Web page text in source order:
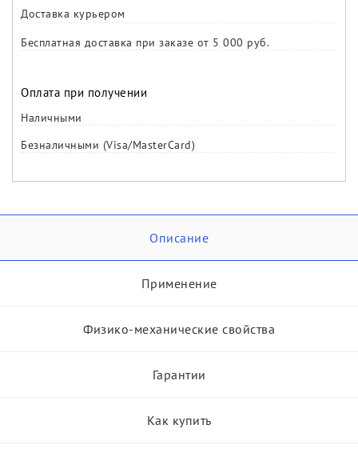
Доставка курьером
Бесплатная доставка при заказе от 5 000 руб.
Оплата при получении
Наличными
Безналичными (Visa/MasterCard)
Описание
Применение
Физико-механические свойства
Гарантии
Как купить